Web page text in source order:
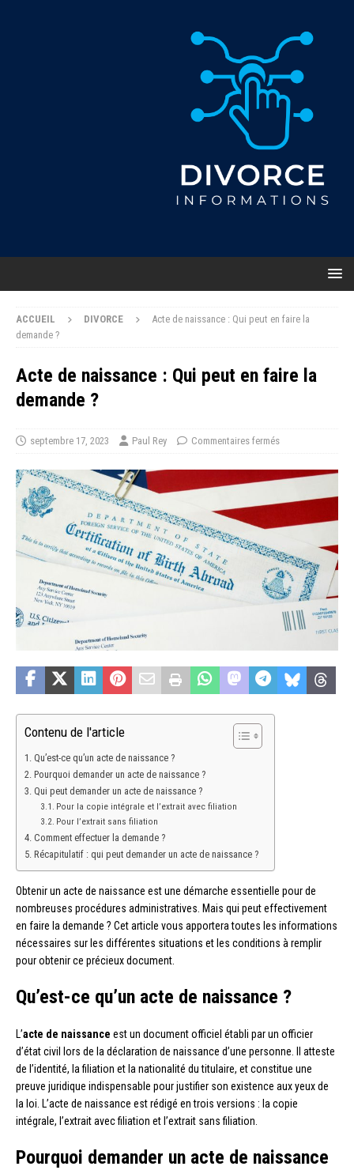
ACCUEIL DIVORCE
Acte de naissance : Qui peut en faire la
demande ?
Acte de naissance : Qui peut en faire la
demande ?
septembre 17, 2023 Paul Rey Commentaires fermés
Contenu de l'article
Qu’est-ce qu’un acte de naissance ?
Pourquoi demander un acte de naissance ?
Qui peut demander un acte de naissance ?
Pour la copie intégrale et l’extrait avec filiation
Pour l’extrait sans filiation
Comment effectuer la demande ?
Récapitulatif : qui peut demander un acte de naissance ?
Obtenir un acte de naissance est une démarche essentielle pour de
nombreuses procédures administratives. Mais qui peut effectivement
en faire la demande ? Cet article vous apportera toutes les informations
nécessaires sur les différentes situations et les conditions à remplir
pour obtenir ce précieux document.
Qu’est-ce qu’un acte de naissance ?
L’acte de naissance est un document officiel établi par un officier
d’état civil lors de la déclaration de naissance d’une personne. Il atteste
de l’identité, la filiation et la nationalité du titulaire, et constitue une
preuve juridique indispensable pour justifier son existence aux yeux de
la loi. L’acte de naissance est rédigé en trois versions : la copie
intégrale, l’extrait avec filiation et l’extrait sans filiation.
Pourquoi demander un acte de naissance